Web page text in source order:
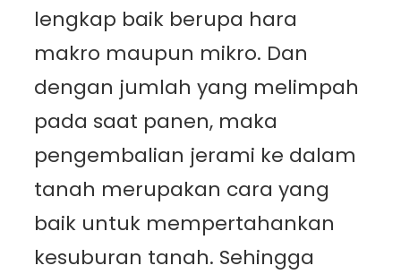
lengkap baik berupa hara
makro maupun mikro. Dan
dengan jumlah yang melimpah
pada saat panen, maka
pengembalian jerami ke dalam
tanah merupakan cara yang
baik untuk mempertahankan
kesuburan tanah. Sehingga